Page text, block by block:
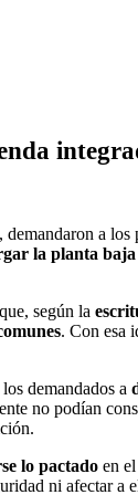
a los
la planta baja
según la
. Con esa
demandados a
no podían
lo pactado en
ni afectar a